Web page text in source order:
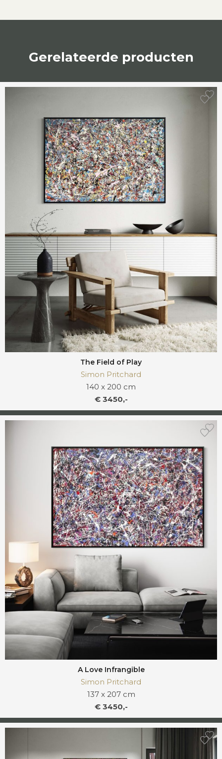
Gerelateerde producten
The Field of Play
Simon Pritchard
140 x 200 cm
€ 3450,-
A Love Infrangible
Simon Pritchard
137 x 207 cm
€ 3450,-